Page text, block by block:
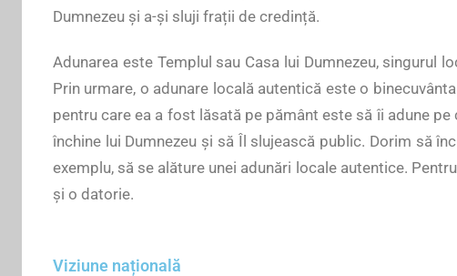
Dumnezeu și a-și sluji frații de credință.
Adunarea este Templul sau Casa lui Dumnezeu, singurul
Prin urmare, o adunare locală autentică este o
pentru care ea a fost lăsată pe pământ este să îi adune
închine lui Dumnezeu și să Îl slujească public. Dorim să
exemplu, să se alăture unei adunări locale autentice.
și o datorie.
Viziune națională